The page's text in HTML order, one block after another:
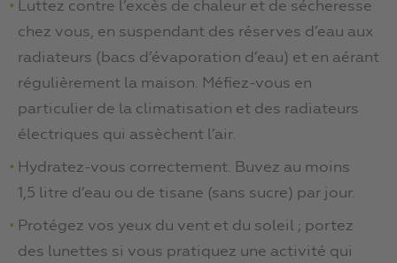
Luttez contre l’excès de chaleur et de sécheresse
chez vous, en suspendant des réserves d’eau aux
radiateurs (bacs d’évaporation d’eau) et en aérant
régulièrement la maison. Méfiez-vous en
particulier de la climatisation et des radiateurs
électriques qui assèchent l’air.
Hydratez-vous correctement. Buvez au moins
1,5 litre d’eau ou de tisane (sans sucre) par jour.
Protégez vos yeux du vent et du soleil ; portez
des lunettes si vous pratiquez une activité qui